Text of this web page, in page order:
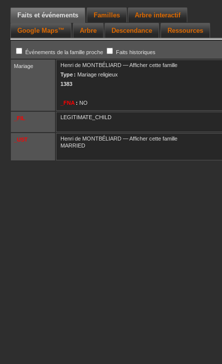
Faits et événements Familles Arbre interactif
Google Maps™ Arbre Descendance Ressources
Événements de la famille proche Faits historiques
Mariage Henri de MONTBÉLIARD —Afficher cette famille
Type : Mariage religieux
1383
_FNA : NO
_FIL LEGITIMATE_CHILD
_UST Henri de MONTBÉLIARD —Afficher cette famille
MARRIED